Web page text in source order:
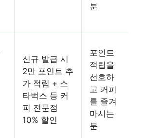
분
신규 발급 시
2만 포인트 추
가 적립 + 스
타벅스 등 커
피 전문점
10% 할인
포인트
적립을
선호하
고 커피
를 즐겨
마시는
분